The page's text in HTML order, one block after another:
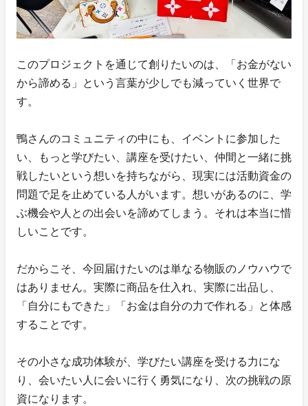
このプロジェクトを通じて創りたいのは、「お金がない
から諦める」という言葉が少しでも減っていく世界で
す。
鴨さんのコミュニティの中にも、イベントに参加した
い、もっと学びたい、講座を受けたい、仲間と一緒に挑
戦したいという想いを持ちながら、現実には活動資金の
問題で足を止めている人がいます。想いがあるのに、学
ぶ機会や人との出会いを諦めてしまう。それは本当に惜
しいことです。
だからこそ、今回届けたいのは単なる物販のノウハウで
はありません。実際に商品を仕入れ、実際に出品し、
「自分にもできた」「お金は自分の力で作れる」と体感
することです。
その小さな成功体験が、学びたい講座を受ける力にな
り、会いたい人に会いに行く勇気になり、次の挑戦の原
資になります。